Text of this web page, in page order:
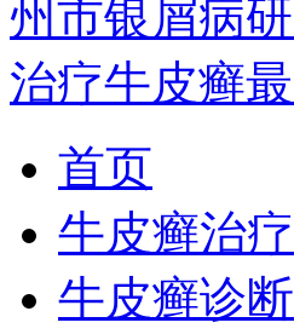
首页
牛皮癣治疗
牛皮癣诊断